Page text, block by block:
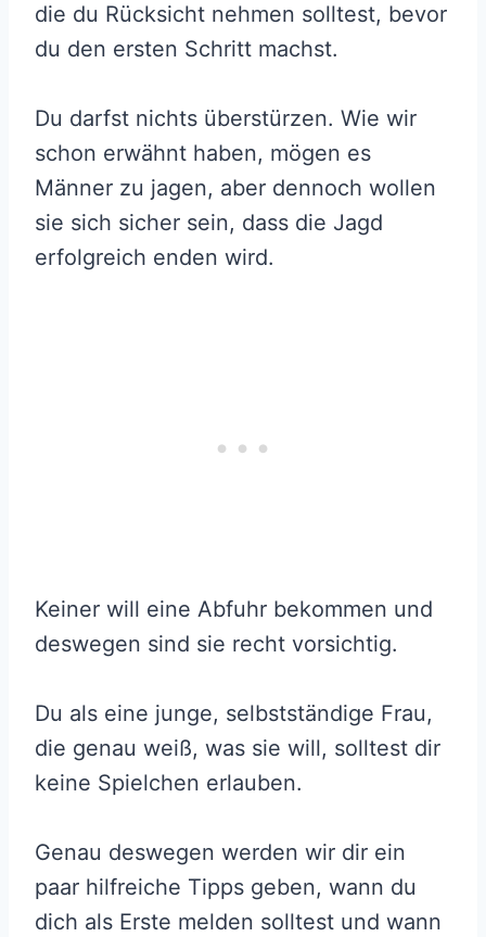
die du Rücksicht nehmen solltest, bevor
du den ersten Schritt machst.
Du darfst nichts überstürzen. Wie wir
schon erwähnt haben, mögen es
Männer zu jagen, aber dennoch wollen
sie sich sicher sein, dass die Jagd
erfolgreich enden wird.
Keiner will eine Abfuhr bekommen und
deswegen sind sie recht vorsichtig.
Du als eine junge, selbstständige Frau,
die genau weiß, was sie will, solltest dir
keine Spielchen erlauben.
Genau deswegen werden wir dir ein
paar hilfreiche Tipps geben, wann du
dich als Erste melden solltest und wann